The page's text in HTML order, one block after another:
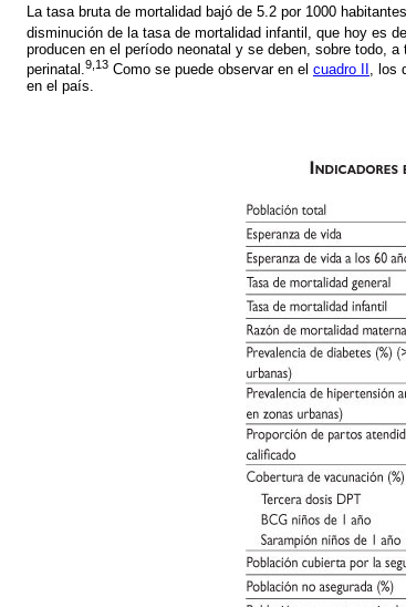
La tasa bruta de mortalidad bajó de 5.2 por 1000
disminución de la tasa de mortalidad infantil, que hoy es
producen en el período neonatal y se deben, sobre todo,
perinatal. 9,13 Como se puede observar en el cuadro II
,
en el país.